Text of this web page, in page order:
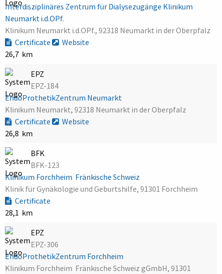
Interdisziplinäres Zentrum für Dialysezugänge Klinikum
Neumarkt i.d.OPf.
Klinikum Neumarkt i.d.OPf., 92318 Neumarkt in der Oberpfalz
Certificate
Website
26,7 km
EPZ
EPZ-184
EndoProthetikZentrum Neumarkt
Klinikum Neumarkt, 92318 Neumarkt in der Oberpfalz
Certificate
Website
26,8 km
BFK
BFK-123
Klinikum Forchheim  Fränkische Schweiz
Klinik für Gynäkologie und Geburtshilfe, 91301 Forchheim
Certificate
28,1 km
EPZ
EPZ-306
EndoProthetikZentrum Forchheim
Klinikum Forchheim  Fränkische Schweiz gGmbH, 91301